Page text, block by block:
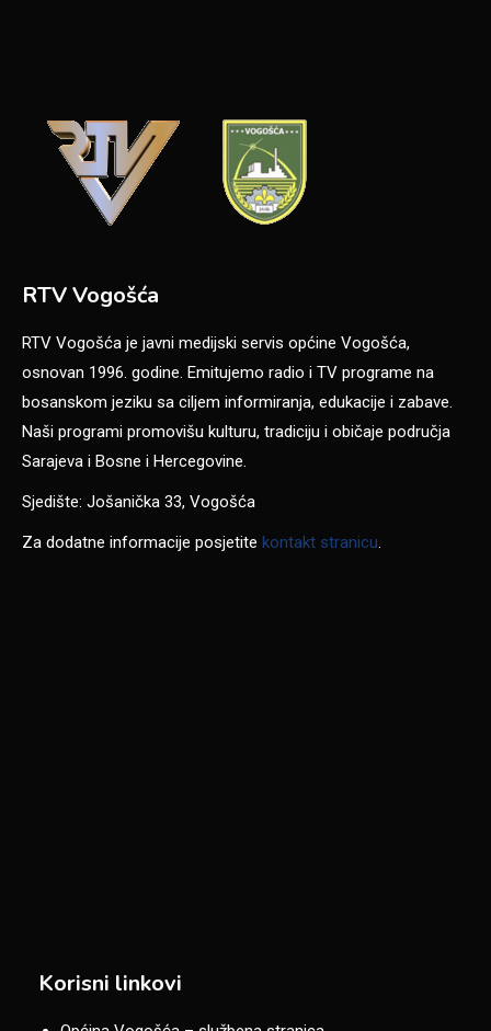
RTV Vogošća
RTV Vogošća je javni medijski servis općine Vogošća,
osnovan 1996. godine. Emitujemo radio i TV programe na
bosanskom jeziku sa ciljem informiranja, edukacije i zabave.
Naši programi promovišu kulturu, tradiciju i običaje područja
Sarajeva i Bosne i Hercegovine.
Sjedište: Jošanička 33, Vogošća
Za dodatne informacije posjetite kontakt stranicu
Korisni linkovi